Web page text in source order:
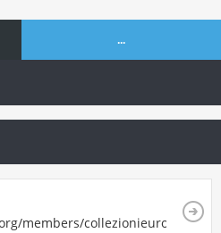
...
members/collezionieuro.html